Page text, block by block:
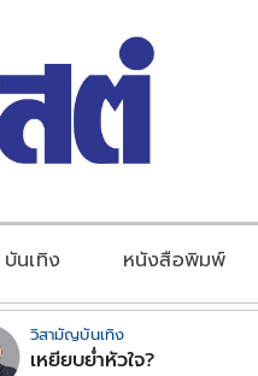
บันเทิง หนังสือพิมพ์
วิสามัญบันเทิง
เหยียบย่ำหัวใจ?